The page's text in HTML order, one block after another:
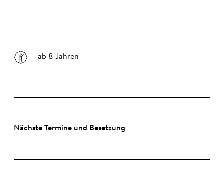
ab 8 Jahren
Nächste Termine und Besetzung